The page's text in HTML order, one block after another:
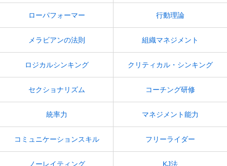
ローパフォーマー 行動理論
メラビアンの法則 組織マネジメント
ロジカルシンキング クリティカル・シンキング
セクショナリズム コーチング研修
統率力 マネジメント能力
コミュニケーションスキル フリーライダー
ノーレイティング KJ法